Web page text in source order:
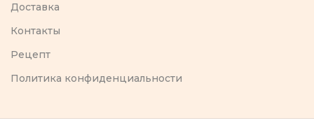
Доставка
Контакты
Рецепт
Политика конфиденциальности